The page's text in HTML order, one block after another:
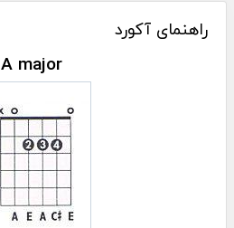
راهنمای آکورد
A major